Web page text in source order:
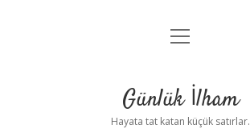
Anasayfa
Yasal Uyarı
menüyü
Günlük İlham
Hayata tat katan küçük satırlar.